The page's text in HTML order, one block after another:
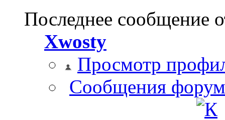
Последнее сообщение
Xwosty
Просмотр
Сообщения